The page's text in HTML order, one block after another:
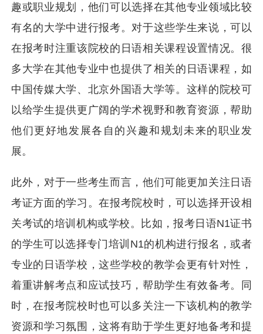
趣或职业规划，他们可以选择在其他专业领域比较
有名的大学中进行报考。对于这些学生来说，可以
在报考时注重该院校的日语相关课程设置情况。很
多大学在其他专业中也提供了相关的日语课程，如
中国传媒大学、北京外国语大学等。这样的院校可
以给学生提供更广阔的学术视野和教育资源，帮助
他们更好地发展各自的兴趣和规划未来的职业发
展。
此外，对于一些考生而言，他们可能更加关注日语
考证方面的学习。在报考院校时，可以选择开设相
关考试的培训机构或学校。比如，报考日语N1证书
的学生可以选择专门培训N1的机构进行报名，或者
专业的日语学校，这些学校的教学会更有针对性，
着重讲解考点和应试技巧，帮助学生有效备考。同
时，在报考院校时也可以多关注一下该机构的教学
资源和学习氛围，这将有助于学生更好地备考和提